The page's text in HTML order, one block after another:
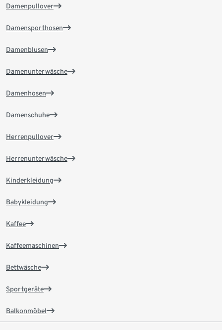
Damenpullover
Damensporthosen
Damenblusen
Damenunterwäsche
Damenhosen
Damenschuhe
Herrenpullover
Herrenunterwäsche
Kinderkleidung
Babykleidung
Kaffee
Kaffeemaschinen
Bettwäsche
Sportgeräte
Balkonmöbel